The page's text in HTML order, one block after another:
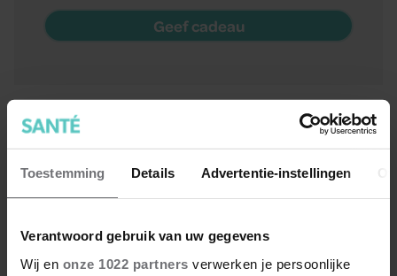
Toestemming Details Advertentie-instellingen
Verantwoord gebruik van uw gegevens
Wij en onze 1022 partners verwerken je persoonlijke
Geef cadeau
Met cadeau
Santé
+ Santé Kleurboek óf Puzzelboek